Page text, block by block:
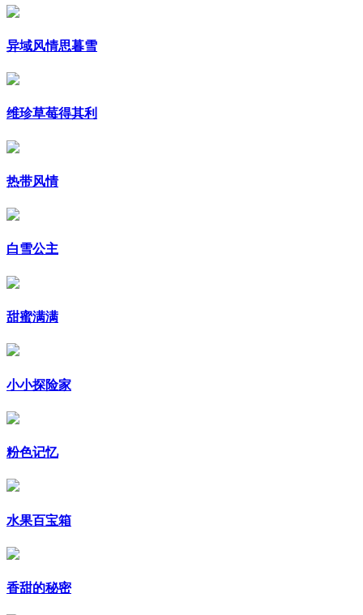
异域风情思暮雪
维珍草莓得其利
热带风情
白雪公主
甜蜜满满
小小探险家
粉色记忆
水果百宝箱
香甜的秘密